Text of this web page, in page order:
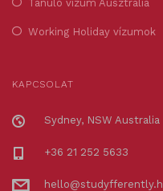
Tanuló vízum Ausztrália
Working Holiday vízumok
KAPCSOLAT
Sydney, NSW Australia
+36 21 252 5633